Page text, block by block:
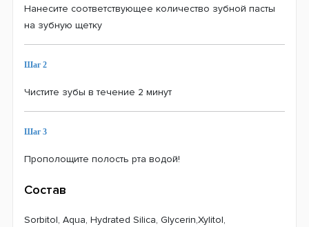
Нанесите соответствующее количество зубной пасты
на зубную щетку
Шаг 2
Чистите зубы в течение 2 минут
Шаг 3
Прополощите полость рта водой!
Состав
Sorbitol, Aqua, Hydrated Silica, Glycerin,Xylitol,